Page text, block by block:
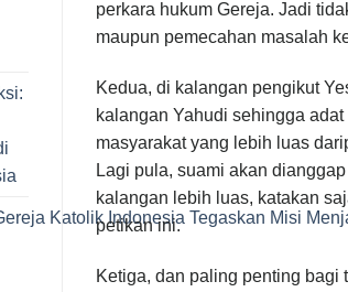
Katolik Indonesia Tegaskan Misi
perkara hukum Gereja. Jadi
maupun pemecahan masalah
Kedua, di kalangan pengikut
kalangan Yahudi sehingga
masyarakat yang lebih luas
Lagi pula, suami akan
kalangan lebih luas, katakan
petikan ini.
Ketiga, dan paling penting